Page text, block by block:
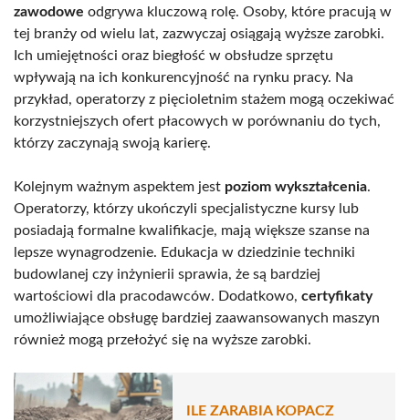
zawodowe odgrywa kluczową rolę. Osoby, które pracują w
tej branży od wielu lat, zazwyczaj osiągają wyższe zarobki.
Ich umiejętności oraz biegłość w obsłudze sprzętu
wpływają na ich konkurencyjność na rynku pracy. Na
przykład, operatorzy z pięcioletnim stażem mogą oczekiwać
korzystniejszych ofert płacowych w porównaniu do tych,
którzy zaczynają swoją karierę.
Kolejnym ważnym aspektem jest poziom wykształcenia.
Operatorzy, którzy ukończyli specjalistyczne kursy lub
posiadają formalne kwalifikacje, mają większe szanse na
lepsze wynagrodzenie. Edukacja w dziedzinie techniki
budowlanej czy inżynierii sprawia, że są bardziej
wartościowi dla pracodawców. Dodatkowo, certyfikaty
umożliwiające obsługę bardziej zaawansowanych maszyn
również mogą przełożyć się na wyższe zarobki.
ILE ZARABIA KOPACZ